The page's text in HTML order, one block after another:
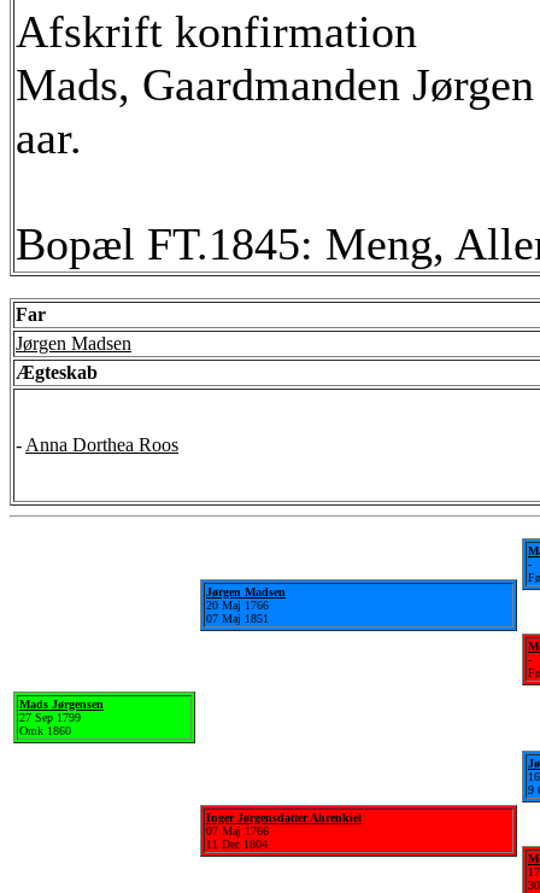
Afskrift konfirmation
Mads, Gaardmanden
aar.
Bopæl FT.1845: Meng,
Far
Jørgen Madsen
Ægteskab
- Anna Dorthea Roos
Mads Jørgensen
27 Sep 1799
Omk 1860
Jørgen Madsen
20 Maj 1766
07 Maj 1851
Inger Jørgensdatter Ahrenkiel
07 Maj 1766
11 Dec 1804
-
-
9